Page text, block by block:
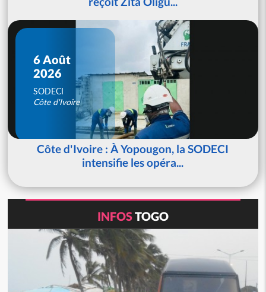
6 Août
2026
SODECI
Côte d'Ivoire
Côte d'Ivoire : À Yopougon, la SODECI
intensifie les opéra...
INFOSTOGO